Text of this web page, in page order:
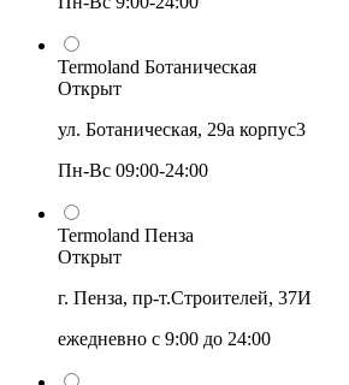
Termoland Ботаническая
Открыт
ул. Ботаническая, 29а корпус3
Пн-Вс 09:00-24:00
Termoland Пенза
Открыт
г. Пенза, пр-т.Строителей, 37И
ежедневно с 9:00 до 24:00